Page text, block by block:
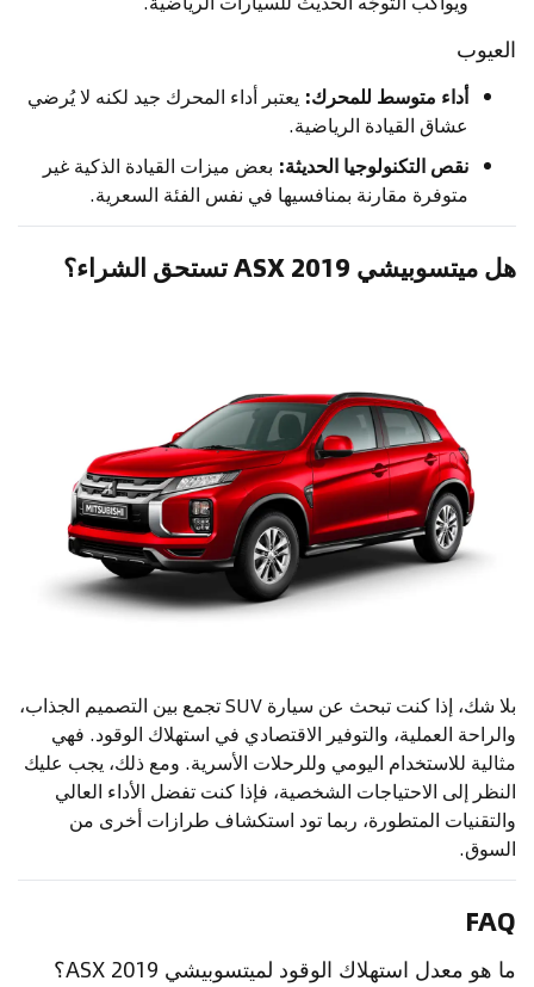
العيوب
أداء متوسط للمحرك: يعتبر أداء المحرك جيد لكنه لا يُرضي
عشاق القيادة الرياضية.
نقص التكنولوجيا الحديثة: بعض ميزات القيادة الذكية غير
متوفرة مقارنة بمنافسيها في نفس الفئة السعرية.
هل ميتسوبيشي ASX 2019 تستحق الشراء؟
بلا شك، إذا كنت تبحث عن سيارة SUV تجمع بين التصميم الجذاب،
والراحة العملية، والتوفير الاقتصادي في استهلاك الوقود. فهي
مثالية للاستخدام اليومي وللرحلات الأسرية. ومع ذلك، يجب عليك
النظر إلى الاحتياجات الشخصية، فإذا كنت تفضل الأداء العالي
والتقنيات المتطورة، ربما تود استكشاف طرازات أخرى من
السوق.
FAQ
ما هو معدل استهلاك الوقود لميتسوبيشي ASX 2019؟